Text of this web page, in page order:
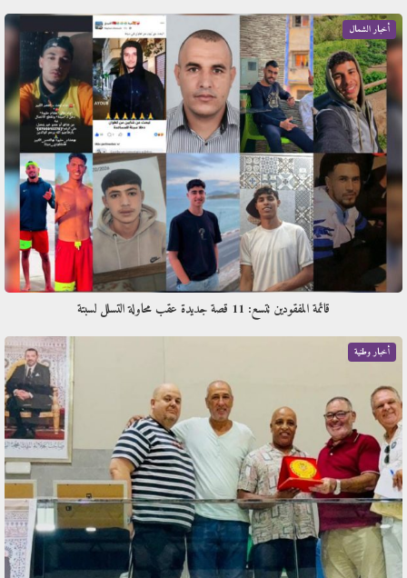
أخبار الشمال
قائمة المفقودين تتسع: 11 قصة جديدة عقب محاولة التسلل لسبتة
أخبار وطنية